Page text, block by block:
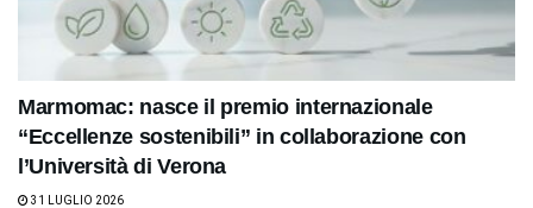
Marmomac: nasce il premio internazionale
“Eccellenze sostenibili” in collaborazione con
l’Università di Verona
31 LUGLIO 2026